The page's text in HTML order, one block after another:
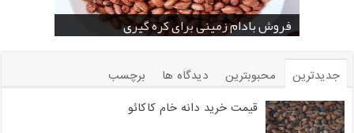
قیمت خرید دانه خام کاکائو
فروش بادام زمینی برای کره گیری
خرید عمده کنجد در تهران
خرید عمده کنجد سیاه و سفید
خرید بادام زمینی فله
خرید عمده کنجد سیاه
خرید عمده کنجد سفید
قیمت خرید کافی میت در کرمان
فروش انواع کنجد در یزد ( Sesame )
جدیدترین محبوبترین دیدگاه ها
برچسب
قیمت خرید دانه خام کاکائو